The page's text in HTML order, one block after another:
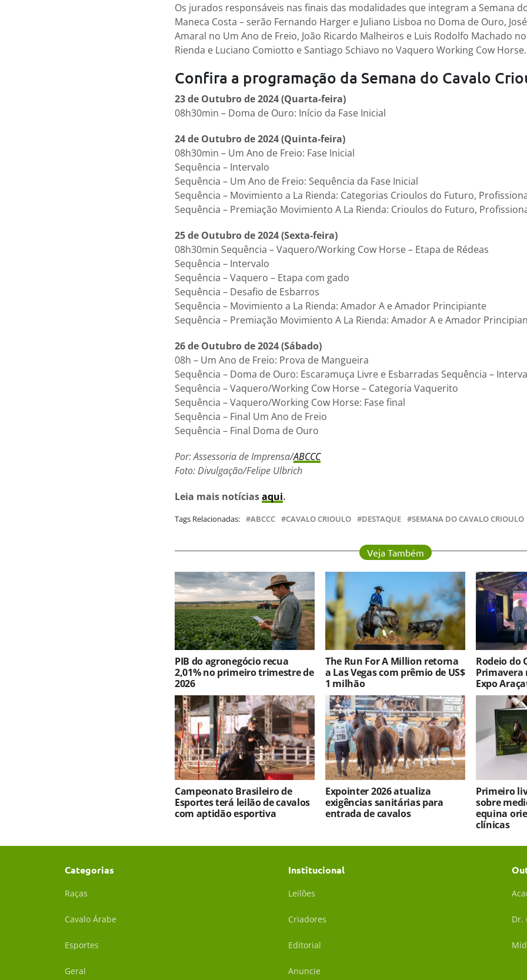
Os jurados responsáveis nas finais das modalidades que integram a Semana
Maneca Costa – serão Fernando Harger e Juliano Lisboa no Doma de Ouro,
Amaral no Um Ano de Freio, João Ricardo Malheiros e Luis Rodolfo Machado
Rienda e Luciano Comiotto e Santiago Schiavo no Vaquero Working Cow Horse.
Confira a programação da Semana do Cavalo
23 de Outubro de 2024 (Quarta-feira)
08h30min – Doma de Ouro: Início da Fase Inicial
24 de Outubro de 2024 (Quinta-feira)
08h30min – Um Ano de Freio: Fase Inicial
Sequência – Intervalo
Sequência – Um Ano de Freio: Sequência da Fase Inicial
Sequência – Movimiento a La Rienda: Categorias Crioulos do Futuro,
Sequência – Premiação Movimiento A La Rienda: Crioulos do Futuro,
25 de Outubro de 2024 (Sexta-feira)
08h30min Sequência – Vaquero/Working Cow Horse – Etapa de Rédeas
Sequência – Intervalo
Sequência – Vaquero – Etapa com gado
Sequência – Desafio de Esbarros
Sequência – Movimiento a La Rienda: Amador A e Amador Principiante
Sequência – Premiação Movimiento A La Rienda: Amador A e Amador
26 de Outubro de 2024 (Sábado)
08h – Um Ano de Freio: Prova de Mangueira
Sequência – Doma de Ouro: Escaramuça Livre e Esbarradas Sequência –
Sequência – Vaquero/Working Cow Horse – Categoria Vaquerito
Sequência – Vaquero/Working Cow Horse: Fase final
Sequência – Final Um Ano de Freio
Sequência – Final Doma de Ouro
Por: Assessoria de Imprensa/ABCCC
Foto: Divulgação/Felipe Ulbrich
Leia mais notíciasaqui.
Tags Relacionadas: ABCCC CAVALO CRIOULO DESTAQUE SEMANA DO CAVALO CRIOULO
Veja Também
PIB do agronegócio recua
2,01% no primeiro trimestre de
2026
The Run For A Million retorna
a Las Vegas com prêmio de US$
1 milhão
Rodeio do
Primavera
Expo
Campeonato Brasileiro de
Esportes terá leilão de cavalos
com aptidão esportiva
Expointer 2026 atualiza
exigências sanitárias para
entrada de cavalos
Primeiro
sobre
equina
clínicas
Categorias
Raças
Cavalo Árabe
Esportes
Geral
Institucional
Leilões
Criadores
Editorial
Anuncie
Dr.